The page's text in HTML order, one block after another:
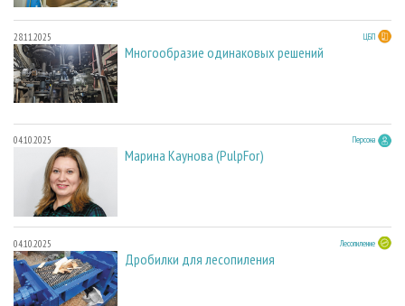
28.11.2025 ЦБП
Многообразие одинаковых решений
04.10.2025 Персона
Марина Каунова (PulpFor)
04.10.2025 Лесопиление
Дробилки для лесопиления